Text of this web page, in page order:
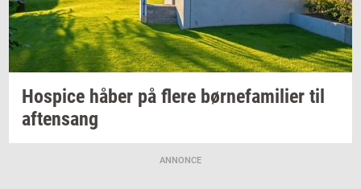
Ho­spi­ce håber på flere bør­ne­fa­mi­li­er til
af­tensang
ANNONCE